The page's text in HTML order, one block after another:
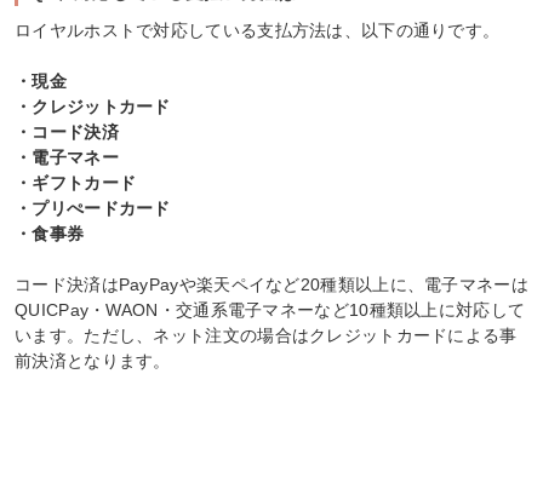
ロイヤルホストで対応している支払方法は、以下の通りです。
・現金
・クレジットカード
・コード決済
・電子マネー
・ギフトカード
・プリぺードカード
・食事券
コード決済はPayPayや楽天ペイなど20種類以上に、電子マネーは
QUICPay・WAON・交通系電子マネーなど10種類以上に対応して
います。ただし、ネット注文の場合はクレジットカードによる事
前決済となります。